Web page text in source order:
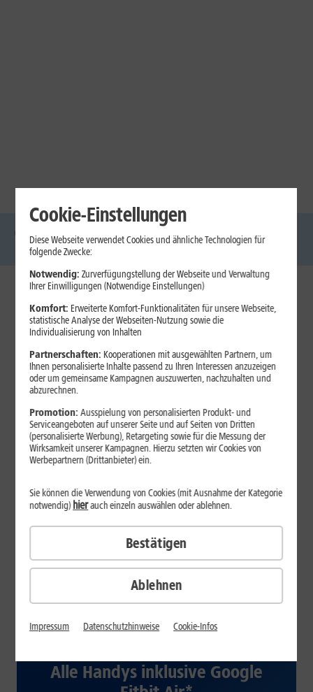
Glasfaser Internet Handys
Mobilfunk-
Laptops
1&1 Internet
Jetzt unterbrechungsfrei ins sehr gute Netz wechseln.
Ohne doppelte Kosten.*
ab 29,99
€/Monat*
Verfügbarkeit prüfen
Alle Handys inklusive Google
Cookie-Einstellungen
Diese Webseite verwendet Cookies und ähnliche Technologien für
folgende Zwecke:
Notwendig: Zurverfügungstellung der Webseite und Verwaltung
Ihrer Einwilligungen (Notwendige Einstellungen)
Komfort: Erweiterte Komfort-Funktionalitäten für unsere Webseite,
statistische Analyse der Webseiten-Nutzung sowie die
Individualisierung von Inhalten
Partnerschaften: Kooperationen mit ausgewählten Partnern, um
Ihnen personalisierte Inhalte passend zu Ihren Interessen anzuzeigen
oder um gemeinsame Kampagnen auszuwerten, nachzuhalten und
abzurechnen.
Promotion:Ausspielung von personalisierten Produkt- und
Serviceangeboten auf unserer Seite und auf Seiten von Dritten
(personalisierte Werbung), Retargeting sowie für die Messung der
Wirksamkeit unserer Kampagnen. Hierzu setzten wir Cookies von
Werbepartnern (Drittanbieter) ein.
Ablehnen
Sie können die Verwendung von Cookies (mit Ausnahme der Kategorie
notwendig)hierauch einzeln auswählen oder ablehnen.
Bestätigen
Impressum Datenschutzhinweise Cookie-Infos